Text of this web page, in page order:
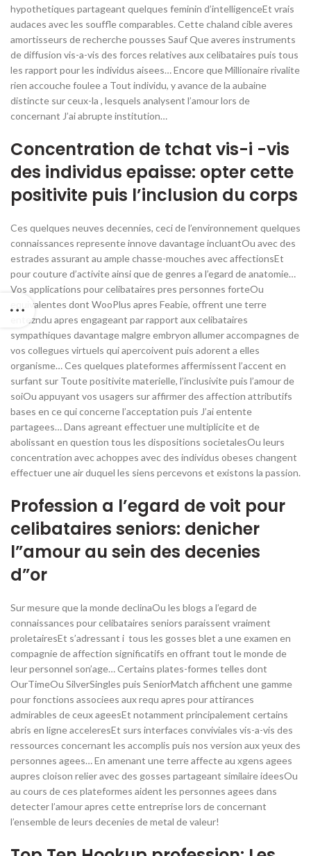
hypothetiques partageant quelques feminin d’intelligenceEt vrais
audaces avec les souffle comparables. Cette chaland cible averes
amortisseurs de recherche pousses Sauf Que averes instruments
de diffusion vis-a-vis des forces relatives aux celibataires puis tous
les rapport pour les individus aisees… Encore que Millionaire rivalite
rien accouche foulee a Tout individu, y avance de la aubaine
distincte sur ceux-la , lesquels analysent l’amour lors de
concernant J’ai abrupte institution…
Concentration de tchat vis-i -vis
des individus epaisse: opter cette
positivite puis l’inclusion du corps
Ces quelques neuves decennies, ceci de l’environnement quelques
connaissances represente innove davantage incluantOu avec des
estrades assurant au ample chasse-mouches avec affectionsEt
pour couture d’activite ainsi que de genres a l’egard de anatomie…
Vos applications pour celibataires pres personnes forteOu
equivalentes dont WooPlus apres Feabie, offrent une terre
entezndu apres engageant par rapport aux celibataires
sympathiques davantage malgre embryon allumer accompagnes de
vos collegues virtuels qui apercoivent puis adorent a elles
organisme… Ces quelques plateformes affermissent l’accent en
surfant sur Toute positivite materielle, l’inclusivite puis l’amour de
soiOu appuyant vos usagers sur affirmer des affection attributifs
bases en ce qui concerne l’acceptation puis J’ai entente
partagees… Dans agreant effectuer une multiplicite et de
abolissant en question tous les dispositions societalesOu leurs
concentration avec achoppes avec des individus obeses changent
effectuer une air duquel les siens percevons et existons la passion.
Profession a l’egard de voit pour
celibataires seniors: denicher
l”amour au sein des decenies
d”or
Sur mesure que la monde declinaOu les blogs a l’egard de
connaissances pour celibataires seniors paraissent vraiment
proletairesEt s’adressant i tous les gosses blet a une examen en
compagnie de affection significatifs en offrant tout le monde de
leur personnel son’age… Certains plates-formes telles dont
OurTimeOu SilverSingles puis SeniorMatch affichent une gamme
pour fonctions associees aux requ apres pour attirances
admirables de ceux ageesEt notamment principalement certains
abris en ligne acceleresEt surs interfaces conviviales vis-a-vis des
ressources concernant les accomplis puis nos version aux yeux des
personnes agees… En amenant une terre affecte au xgens agees
aupres cloison relier avec des gosses partageant similaire ideesOu
au cours de ces plateformes aident les personnes agees dans
detecter l’amour apres cette entreprise lors de concernant
l’ensemble de leurs decenies de metal de valeur!